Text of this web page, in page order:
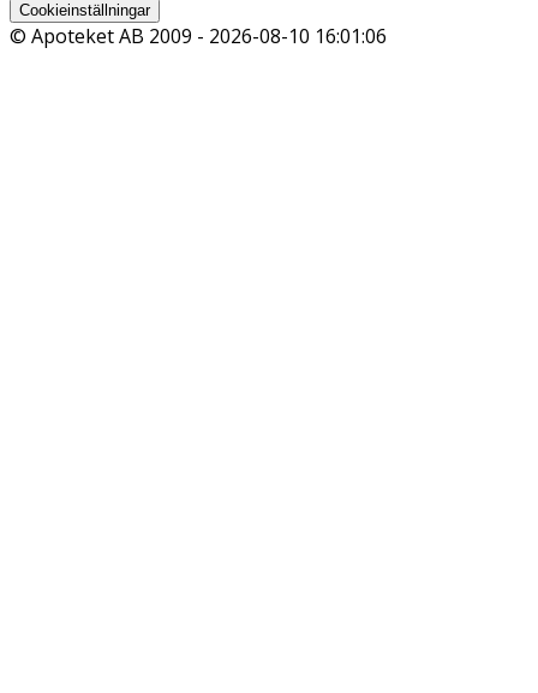
Cookieinställningar
© Apoteket AB 2009 - 2026-08-10 16:01:06